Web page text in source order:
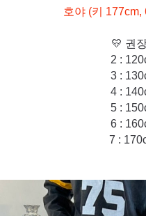
호야 (키 177cm,
💛 권
2 :
3 :
4 :
5 :
6 :
7 :